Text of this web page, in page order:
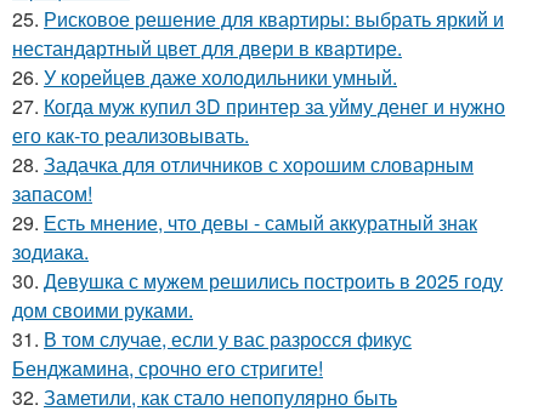
25. Рисковое решение для квартиры: выбрать яркий и
нестандартный цвет для двери в квартире.
26. У корейцев даже холодильники умный.
27. Когда муж купил 3D принтер за уйму денег и нужно
его как-то реализовывать.
28. Задачка для отличников с хорошим словарным
запасом!
29. Есть мнение, что девы - самый аккуратный знак
зодиака.
30. Девушка с мужем решились построить в 2025 году
дом своими руками.
31. В том случае, если у вас разросся фикус
Бенджамина, срочно его стригите!
32. Заметили, как стало непопулярно быть